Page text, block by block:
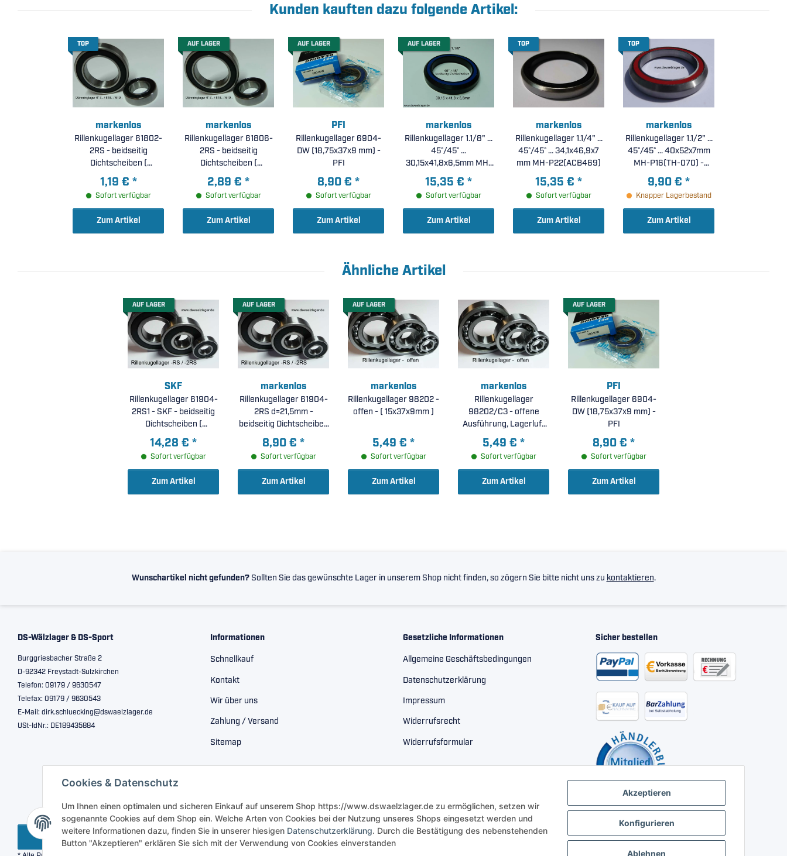
Akzeptieren
Konfigurieren
Ablehnen
Cookies & Datenschutz
Um Ihnen einen optimalen und sicheren Einkauf auf unserem Shop https://www.dswaelzlager.de zu ermöglichen, setzen wir
sogenannte Cookies auf dem Shop ein. Welche Arten von Cookies bei der Nutzung unseres Shops eingesetzt werden und
weitere Informationen dazu, finden Sie in unserer hiesigen Datenschutzerklärung. Durch die Bestätigung des nebenstehenden
Button "Akzeptieren" erklären Sie sich mit der Verwendung von Cookies einverstanden
Kunden kauften dazu folgende Artikel:
TOP
markenlos
Rillenkugellager 61802-
2RS - beidseitig
Dichtscheiben (
15x24x5mm )
1,19 € *
Sofort verfügbar
Zum Artikel
AUF LAGER
markenlos
Rillenkugellager 61806-
2RS - beidseitig
Dichtscheiben (
30x42x7mm )
2,89 € *
Sofort verfügbar
Zum Artikel
AUF LAGER
PFI
Rillenkugellager 6904-
DW (18,75x37x9 mm) -
PFI
8,90 € *
Sofort verfügbar
Zum Artikel
AUF LAGER
markenlos
Rillenkugellager 1.1/8" ...
45°/45° ...
30,15x41,8x6,5mm MH-
P08(ACB418)
15,35 € *
Sofort verfügbar
Zum Artikel
TOP
markenlos
Rillenkugellager 1.1/4" ...
45°/45° ... 34,1x46,9x7
mm MH-P22(ACB469)
15,35 € *
Sofort verfügbar
Zum Artikel
TOP
markenlos
Rillenkugellager 1.1/2" ...
45°/45° ... 40x52x7mm
MH-P16(TH-070) -
beidseitig mit
Dichtscheiben
9,90 € *
Knapper Lagerbestand
Zum Artikel
Ähnliche Artikel
AUF LAGER
SKF
Rillenkugellager 61904-
2RS1 - SKF - beidseitig
Dichtscheiben (
20x37x9mm )
Einzelverpackung
14,28 € *
Sofort verfügbar
Zum Artikel
AUF LAGER
markenlos
Rillenkugellager 61904-
2RS d=21,5mm -
beidseitig Dichtscheiben
( 21,5x37x9mm )
8,90 € *
Sofort verfügbar
Zum Artikel
AUF LAGER
markenlos
Rillenkugellager 98202 -
offen - ( 15x37x9mm )
5,49 € *
Sofort verfügbar
Zum Artikel
markenlos
Rillenkugellager
98202/C3 - offene
Ausführung, Lagerluft
C3 ( 15x37x9mm )
5,49 € *
Sofort verfügbar
Zum Artikel
AUF LAGER
PFI
Rillenkugellager 6904-
DW (18,75x37x9 mm) -
PFI
8,90 € *
Sofort verfügbar
Zum Artikel
Wunschartikel nicht gefunden?Sollten Sie das gewünschte Lager in unserem Shop nicht finden, so zögern Sie bitte nicht uns zu kontaktieren.
DS-Wälzlager & DS-Sport
Burggriesbacher Straße 2
D-92342 Freystadt-Sulzkirchen
Telefon: 09179 / 9630547
Telefax: 09179 / 9630543
E-Mail: dirk.schluecking@dswaelzlager.de
USt-IdNr.: DE189435884
Informationen
Schnellkauf
Kontakt
Wir über uns
Zahlung / Versand
Sitemap
Gesetzliche Informationen
Allgemeine Geschäftsbedingungen
Datenschutzerklärung
Impressum
Widerrufsrecht
Widerrufsformular
Sicher bestellen
Vertrag widerrufen